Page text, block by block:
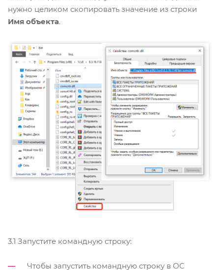
нужно целиком скопировать значение из строки
Имя объекта.
3.1 ​Запустите командную строку:
Чтобы запустить командную строку в ОС